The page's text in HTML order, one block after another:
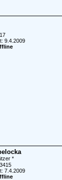
9.4.2009
*
7.4.2009